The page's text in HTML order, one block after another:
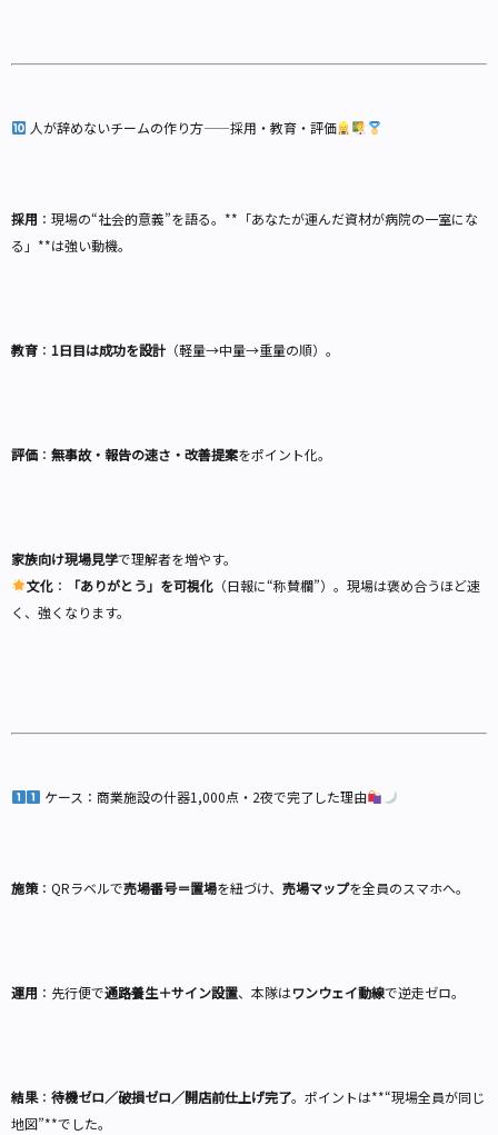
人が辞めないチームの作り方——採用・教育・評価
採用 ：現場の“社会的意義”を語る。**「あなたが運んだ資材が病院の一室にな
る」**は強い動機。
教育 ： 1日目は成功を設計 （軽量→中量→重量の順）。
評価 ： 無事故・報告の速さ・改善提案をポイント化。
家族向け現場見学で理解者を増やす。
文化： 「ありがとう」を可視化（日報に“称賛欄”）。現場は褒め合うほど速
く、強くなります。
ケース：商業施設の什器1,000点・2夜で完了した理由
施策：QRラベルで売場番号＝置場を紐づけ、 売場マップを全員のスマホへ。
運用 ：先行便で通路養生＋サイン設置、本隊はワンウェイ動線で逆走ゼロ。
結果： 待機ゼロ／破損ゼロ／開店前仕上げ完了。ポイントは**“現場全員が同じ
地図”**でした。